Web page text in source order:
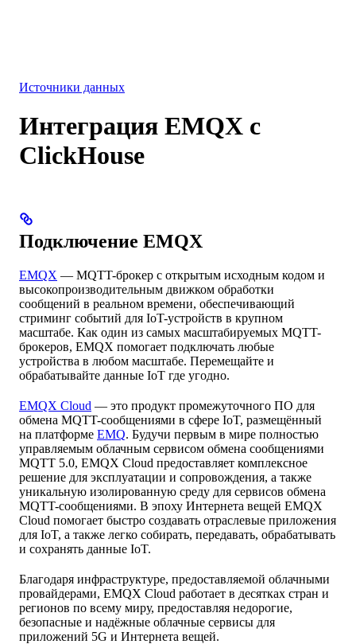
Источники данных
Интеграция EMQX с
ClickHouse
Подключение EMQX
EMQX — MQTT-брокер с открытым исходным кодом и
высокопроизводительным движком обработки
сообщений в реальном времени, обеспечивающий
стриминг событий для IoT-устройств в крупном
масштабе. Как один из самых масштабируемых MQTT-
брокеров, EMQX помогает подключать любые
устройства в любом масштабе. Перемещайте и
обрабатывайте данные IoT где угодно.
EMQX Cloud — это продукт промежуточного ПО для
обмена MQTT-сообщениями в сфере IoT, размещённый
на платформе EMQ. Будучи первым в мире полностью
управляемым облачным сервисом обмена сообщениями
MQTT 5.0, EMQX Cloud предоставляет комплексное
решение для эксплуатации и сопровождения, а также
уникальную изолированную среду для сервисов обмена
MQTT-сообщениями. В эпоху Интернета вещей EMQX
Cloud помогает быстро создавать отраслевые приложения
для IoT, а также легко собирать, передавать, обрабатывать
и сохранять данные IoT.
Благодаря инфраструктуре, предоставляемой облачными
провайдерами, EMQX Cloud работает в десятках стран и
регионов по всему миру, предоставляя недорогие,
безопасные и надёжные облачные сервисы для
приложений 5G и Интернета вещей.